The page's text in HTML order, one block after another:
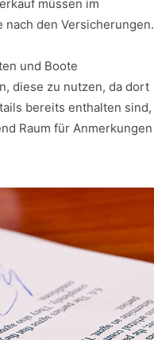
müssen im
den Versicherungen.
und Boote
diese zu nutzen, da dort
bereits enthalten sind,
Raum für Anmerkungen